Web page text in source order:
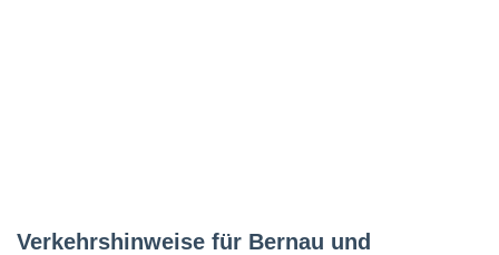
Verkehrshinweise für Bernau und